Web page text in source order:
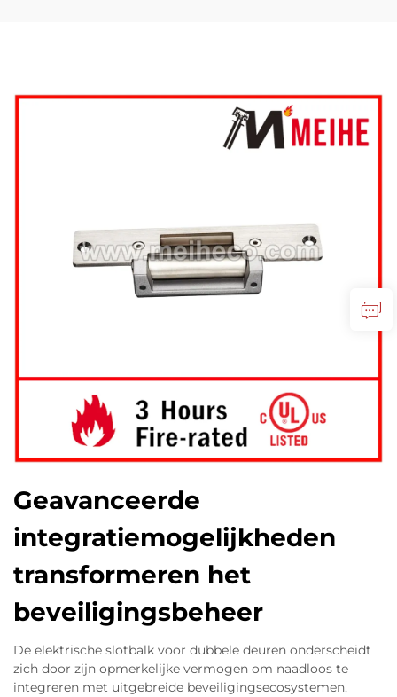
Geavanceerde
integratiemogelijkheden
transformeren het
beveiligingsbeheer
De elektrische slotbalk voor dubbele deuren onderscheidt
zich door zijn opmerkelijke vermogen om naadloos te
integreren met uitgebreide beveiligingsecosystemen,